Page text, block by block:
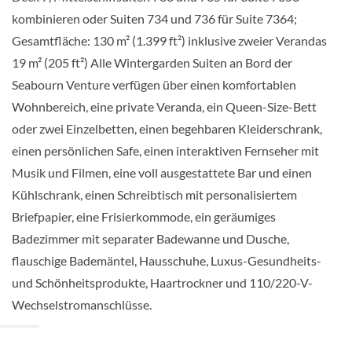
Penthouse Suite-[PH]
Deck 7
Suite
Signature Suite-[SS]
Deck 8
Suite
kombinieren oder Suiten 734 und 736 für Suite 7364;
Gesamtfläche: 130 m² (1.399 ft²) inklusive zweier Verandas
19 m² (205 ft²) Alle Wintergarden Suiten an Bord der
Seabourn Venture verfügen über einen komfortablen
Wohnbereich, eine private Veranda, ein Queen-Size-Bett
oder zwei Einzelbetten, einen begehbaren Kleiderschrank,
einen persönlichen Safe, einen interaktiven Fernseher mit
Musik und Filmen, eine voll ausgestattete Bar und einen
Kühlschrank, einen Schreibtisch mit personalisiertem
Briefpapier, eine Frisierkommode, ein geräumiges
Badezimmer mit separater Badewanne und Dusche,
flauschige Bademäntel, Hausschuhe, Luxus-Gesundheits-
und Schönheitsprodukte, Haartrockner und 110/220-V-
Wechselstromanschlüsse.